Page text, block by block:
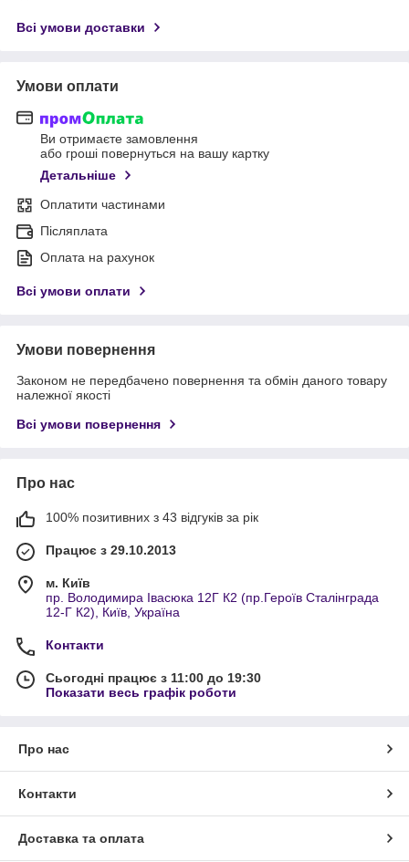
Всі умови доставки
Умови оплати
Ви отримаєте замовлення
або гроші повернуться на вашу картку
Детальніше
Оплатити частинами
Післяплата
Оплата на рахунок
Всі умови оплати
Умови повернення
Законом не передбачено повернення та обмін даного товару
належної якості
Всі умови повернення
Про нас
100% позитивних з 43 відгуків за рік
Працює з 29.10.2013
м. Київ
пр. Володимира Івасюка 12Г К2 (пр.Героїв Сталінграда
12-Г К2), Київ, Україна
Контакти
Сьогодні працює з 11:00 до 19:30
Показати весь графік роботи
Про нас
Контакти
Доставка та оплата